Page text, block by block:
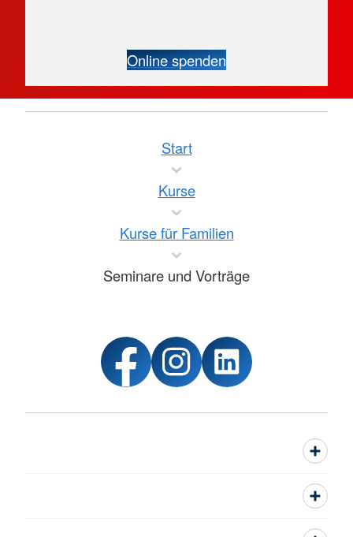
Online spenden
Start
Kurse
Kurse für Familien
Seminare und Vorträge